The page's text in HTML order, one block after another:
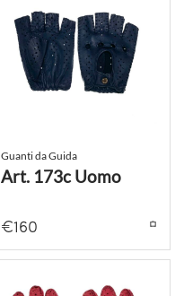
Guanti da Guida
Art. 173c Uomo
€160